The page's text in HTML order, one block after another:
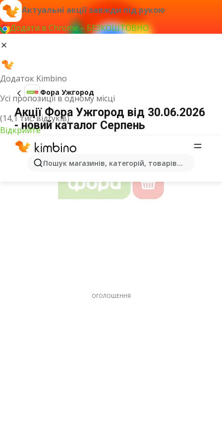
Актуальні акції завжди під рукою
Додати в Chrome – БЕЗКОШТОВНО
Додаток Kimbino
Усі пропозиції в одному місці
(14,1 тис. відгуків)
Відкрийте
Пошук магазинів, категорій, товарів...
Фора Ужгород
Акції Фора Ужгород від 30.06.2026
- новий каталог Серпень
ОГОЛОШЕННЯ